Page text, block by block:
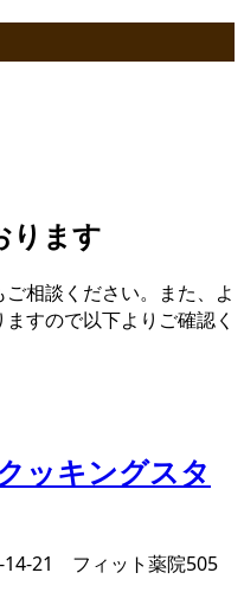
ります
相談ください。また、よ
すので以下よりご確認く
14-21 フィット薬院505